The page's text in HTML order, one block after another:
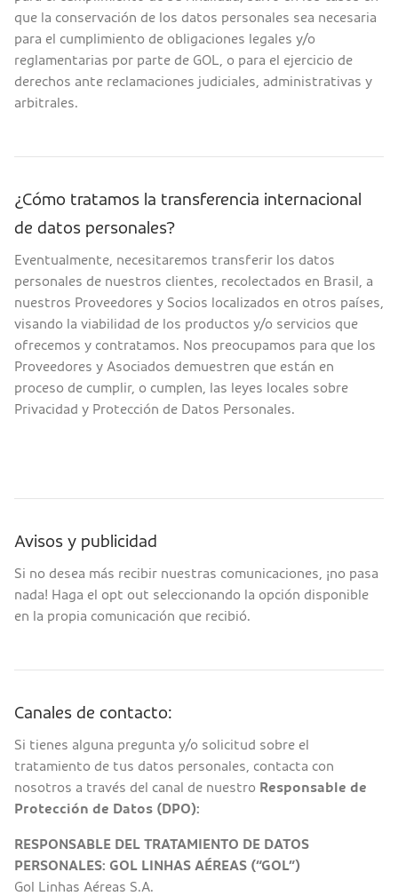
que la conservación de los datos personales sea necesaria
para el cumplimiento de obligaciones legales y/o
reglamentarias por parte de GOL, o para el ejercicio de
derechos ante reclamaciones judiciales, administrativas y
arbitrales.
¿Cómo tratamos la transferencia internacional
de datos personales?
Eventualmente, necesitaremos transferir los datos
personales de nuestros clientes, recolectados en Brasil, a
nuestros Proveedores y Socios localizados en otros países,
visando la viabilidad de los productos y/o servicios que
ofrecemos y contratamos. Nos preocupamos para que los
Proveedores y Asociados demuestren que están en
proceso de cumplir, o cumplen, las leyes locales sobre
Privacidad y Protección de Datos Personales.
Avisos y publicidad
Si no desea más recibir nuestras comunicaciones, ¡no pasa
nada! Haga el opt out seleccionando la opción disponible
en la propia comunicación que recibió.
Canales de contacto:
Si tienes alguna pregunta y/o solicitud sobre el
tratamiento de tus datos personales, contacta con
nosotros a través del canal de nuestro Responsable de
Protección de Datos (DPO):
RESPONSABLE DEL TRATAMIENTO DE DATOS
PERSONALES: GOL LINHAS AÉREAS (“GOL”)
Gol Linhas Aéreas S.A.